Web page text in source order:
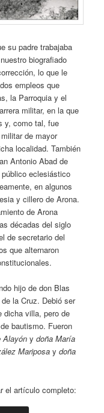
su padre trabajaba
biografiado
lo que le
empleos que
la Parroquia y el
militar, en la que
y, como tal, fue
de mayor
localidad. También
Antonio Abad de
eclesiástico
en algunos
y cillero de Arona.
de Arona
décadas del siglo
de secretario del
que alternaron
hijo de don Blas
la Cruz. Debió ser
dicha villa, pero de
bautismo. Fueron
Alayón ydoña María
Mariposa ydoña
el artículo completo: